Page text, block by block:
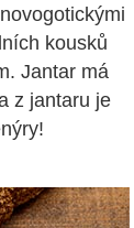
kousků
Jantar má
z jantaru je